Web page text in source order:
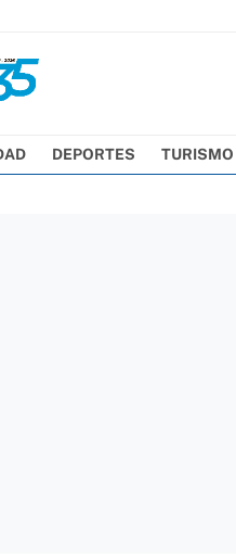
DEPORTES TURISMO